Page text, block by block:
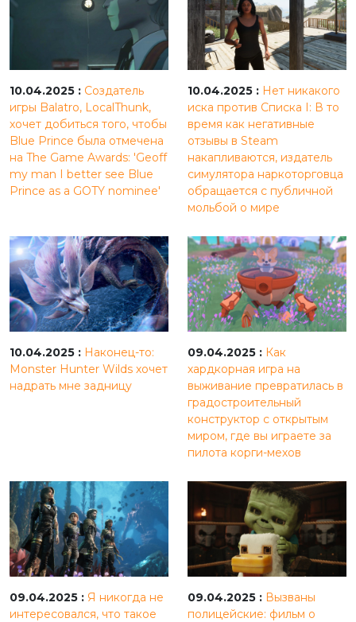
10.04.2025 : Создатель
игры Balatro, LocalThunk,
хочет добиться того, чтобы
Blue Prince была отмечена
на The Game Awards: 'Geoff
my man I better see Blue
Prince as a GOTY nominee'
10.04.2025 : Нет никакого
иска против Списка I: В то
время как негативные
отзывы в Steam
накапливаются, издатель
симулятора наркоторговца
обращается с публичной
мольбой о мире
10.04.2025 : Наконец-то:
Monster Hunter Wilds хочет
надрать мне задницу
09.04.2025 : Как
хардкорная игра на
выживание превратилась в
градостроительный
конструктор с открытым
миром, где вы играете за
пилота корги-мехов
09.04.2025 : Я никогда не
интересовался, что такое
09.04.2025 : Вызваны
полицейские: фильм о